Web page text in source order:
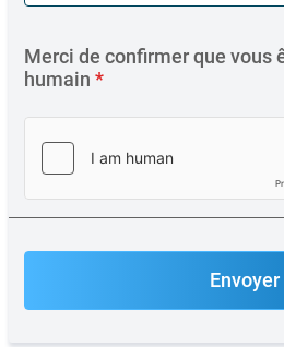
Merci de confirmer que vous
humain *
Envoyer